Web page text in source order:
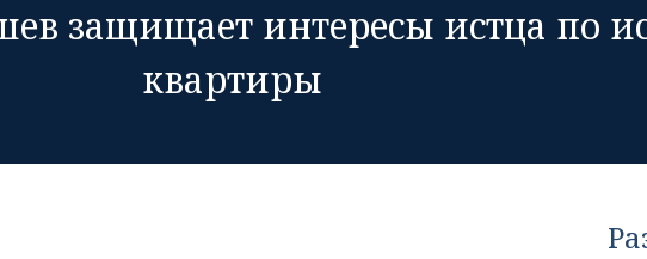
защищает интересы истца по
квартиры